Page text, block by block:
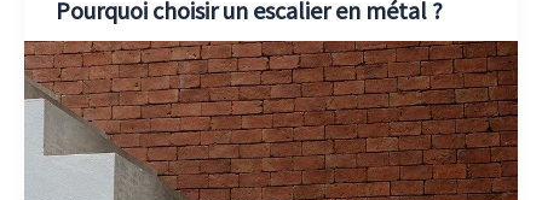
Pourquoi choisir un escalier en métal ?